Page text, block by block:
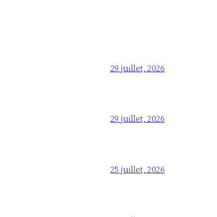
29 juillet, 2026
29 juillet, 2026
25 juillet, 2026